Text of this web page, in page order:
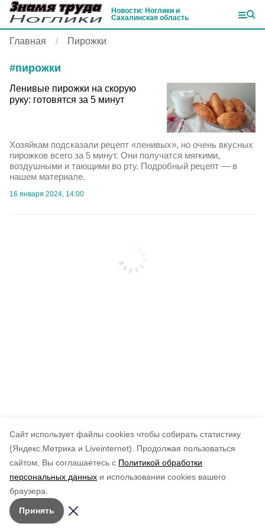
Cайт использует файлы cookies чтобы собирать статистику
(Яндекс.Метрика и Liveinternet).
Продолжая пользоваться
сайтом, Вы соглашаетесь с Политикой обработки
персональных данных и использовании cookies вашего
браузера.
Принять
Новости: Ноглики и
Сахалинская область
Главная Пирожки
#пирожки
Ленивые пирожки на скорую
руку: готовятся за 5 минут
Хозяйкам подсказали рецепт «ленивых», но очень вкусных
пирожков всего за 5 минут. Они получатся мягкими,
воздушными и тающими во рту. Подробный рецепт — в
нашем материале.
16 января 2024, 14:00